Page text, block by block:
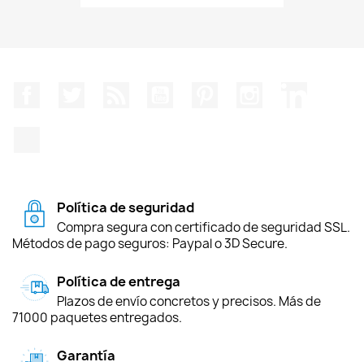
Política de seguridad
Compra segura con certificado de seguridad SSL.
Métodos de pago seguros: Paypal o 3D Secure.
Política de entrega
Plazos de envío concretos y precisos. Más de
71000 paquetes entregados.
Garantía